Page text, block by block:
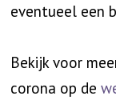
eventueel een
Bekijk voor
corona op de